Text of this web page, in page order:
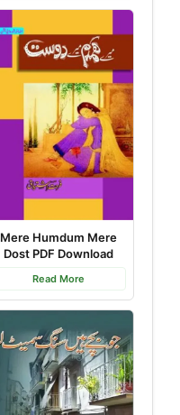
Mere Humdum Mere
Dost PDF Download
Read More